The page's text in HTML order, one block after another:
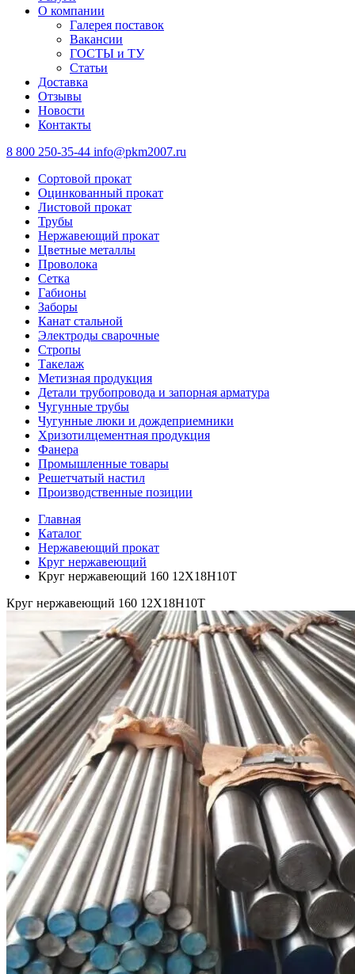
О компании
Галерея поставок
Вакансии
ГОСТЫ и ТУ
Статьи
Доставка
Отзывы
Новости
Контакты
8 800 250-35-44 info@pkm2007.ru
Сортовой прокат
Оцинкованный прокат
Листовой прокат
Трубы
Нержавеющий прокат
Цветные металлы
Проволока
Сетка
Габионы
Заборы
Канат стальной
Электроды сварочные
Стропы
Такелаж
Метизная продукция
Детали трубопровода и запорная арматура
Чугунные трубы
Чугунные люки и дождеприемники
Хризотилцементная продукция
Фанера
Промышленные товары
Решетчатый настил
Производственные позиции
Главная
Каталог
Нержавеющий прокат
Круг нержавеющий
Круг нержавеющий 160 12Х18Н10Т
Круг нержавеющий 160 12Х18Н10Т